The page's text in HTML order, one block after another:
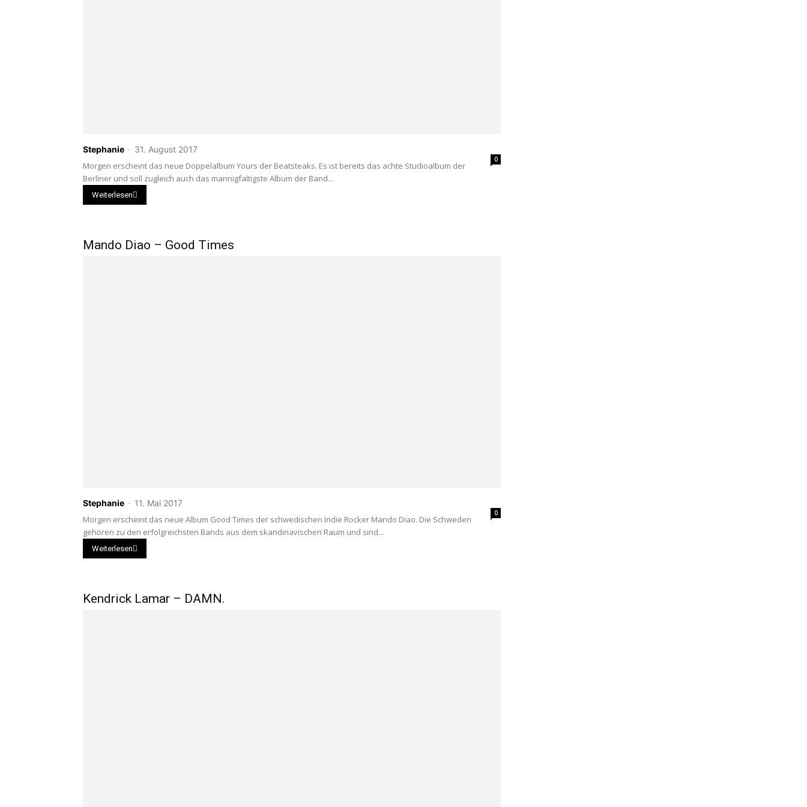
Stephanie - 31. August 2017
0
Morgen erscheint das neue Doppelalbum Yours der Beatsteaks. Es ist bereits das achte Studioalbum der
Berliner und soll zugleich auch das mannigfaltigste Album der Band...
Weiterlesen
Mando Diao – Good Times
Stephanie - 11. Mai 2017
0
Morgen erscheint das neue Album Good Times der schwedischen Indie Rocker Mando Diao. Die Schweden
gehören zu den erfolgreichsten Bands aus dem skandinavischen Raum und sind...
Weiterlesen
Kendrick Lamar – DAMN.